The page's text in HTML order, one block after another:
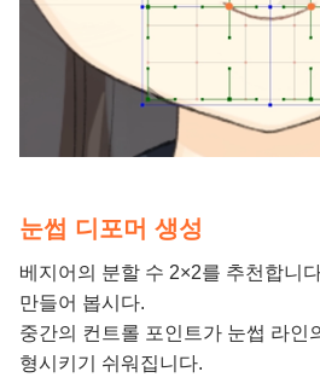
눈썹 디포머 생성
베지어의 분할 수 2×2를 추천합니
만들어 봅시다.
중간의 컨트롤 포인트가 눈썹 라인
형시키기 쉬워집니다.